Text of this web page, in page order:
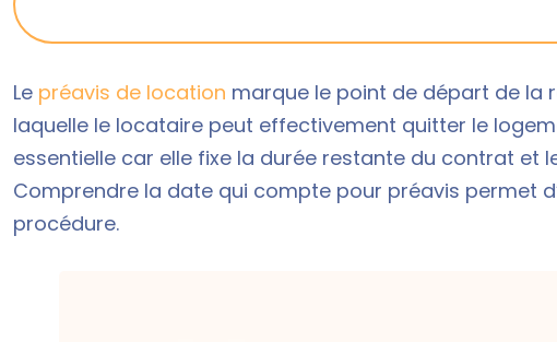
Le préavis de location marque le point de départ de la
laquelle le locataire peut effectivement quitter le
essentielle car elle fixe la durée restante du contrat et
Comprendre la date qui compte pour préavis permet
procédure.